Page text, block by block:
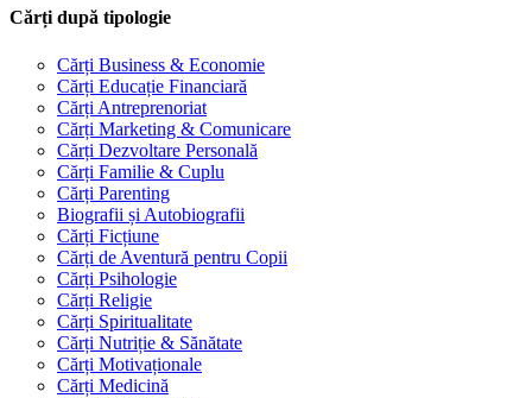
Cărți după tipologie
Cărți Business & Economie
Cărți Educație Financiară
Cărți Antreprenoriat
Cărți Marketing & Comunicare
Cărți Dezvoltare Personală
Cărți Familie & Cuplu
Cărți Parenting
Biografii și Autobiografii
Cărți Ficțiune
Cărți de Aventură pentru Copii
Cărți Psihologie
Cărți Religie
Cărți Spiritualitate
Cărți Nutriție & Sănătate
Cărți Motivaționale
Cărți Medicină